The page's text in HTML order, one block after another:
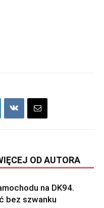
OD AUTORA
na DK94.
bez szwanku